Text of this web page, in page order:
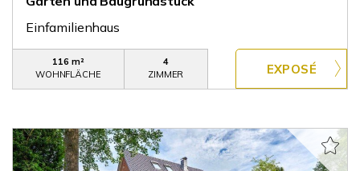
Einfamilienhaus
116 m²
WOHNFLÄCHE
4
ZIMMER